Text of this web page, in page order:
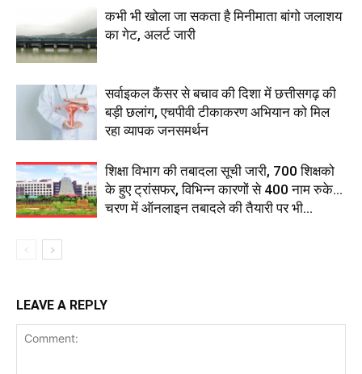
कभी भी खोला जा सकता है मिनीमाता बांगो जलाशय
का गेट, अलर्ट जारी
सर्वाइकल कैंसर से बचाव की दिशा में छत्तीसगढ़ की
बड़ी छलांग, एचपीवी टीकाकरण अभियान को मिल
रहा व्यापक जनसमर्थन
शिक्षा विभाग की तबादला सूची जारी, 700 शिक्षको
के हुए ट्रांसफर, विभिन्न कारणों से 400 नाम रुके…
चरण में ऑनलाइन तबादले की तैयारी पर भी...
LEAVE A REPLY